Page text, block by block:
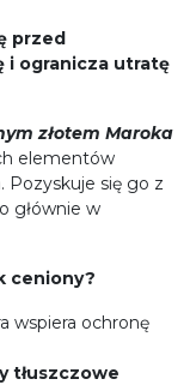
przed
i ogranicza utratę
złotem Maroka
elementów
Pozyskuje się go z
głównie w
ceniony?
wspiera ochronę
tłuszczowe